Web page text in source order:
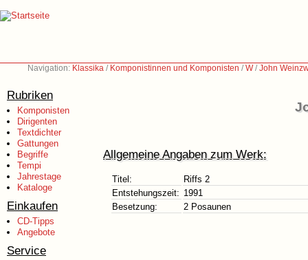
Navigation: Klassika / Komponistinnen und Komponisten /W/John
Rubriken
Komponisten
Dirigenten
Textdichter
Gattungen
Begriffe
Tempi
Jahrestage
Kataloge
Einkaufen
CD-Tipps
Angebote
Service
Allgemeine Angaben zum Werk:
Titel:
Riffs 2
Entstehungszeit: 1991
Besetzung:
2 Posaunen